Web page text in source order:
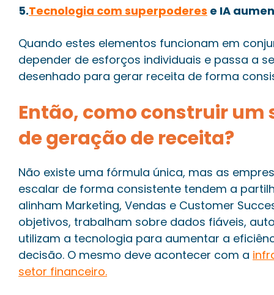
5.Tecnologia com superpoderes e IA
Quando estes elementos funcionam em
depender de esforços individuais e passa a
desenhado para gerar receita de forma
Então, como construir
de geração de receita?
Não existe uma fórmula única, mas as
escalar de forma consistente tendem a
alinham Marketing, Vendas e Customer
objetivos, trabalham sobre dados fiáveis,
utilizam a tecnologia para aumentar a
decisão. O mesmo deve acontecer com a
setor financeiro.